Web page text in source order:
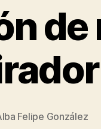
de
Felipe González